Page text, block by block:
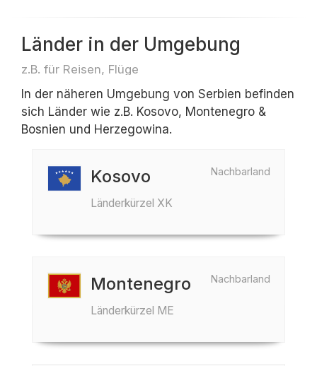
Länder in der Umgebung
z.B. für Reisen, Flüge
In der näheren Umgebung von Serbien befinden
sich Länder wie z.B. Kosovo, Montenegro &
Bosnien und Herzegowina.
Nachbarland
Kosovo
Länderkürzel XK
Nachbarland
Montenegro
Länderkürzel ME